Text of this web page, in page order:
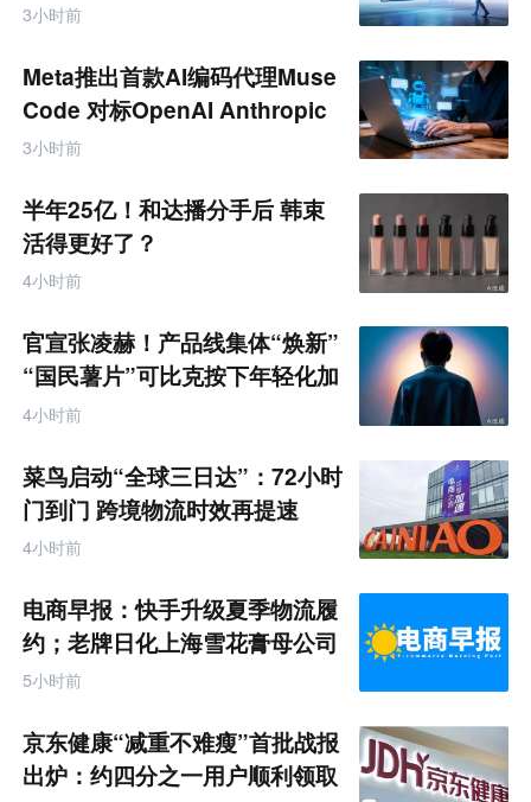
3小时前
Meta推出首款AI编码代理Muse
Code 对标OpenAI Anthropic
3小时前
半年25亿！和达播分手后 韩束
活得更好了？
4小时前
官宣张凌赫！产品线集体“焕新”
“国民薯片”可比克按下年轻化加
速键
4小时前
菜鸟启动“全球三日达”：72小时
门到门 跨境物流时效再提速
4小时前
电商早报：快手升级夏季物流履
约；老牌日化上海雪花膏母公司
破产
5小时前
京东健康“减重不难瘦”首批战报
出炉：约四分之一用户顺利领取